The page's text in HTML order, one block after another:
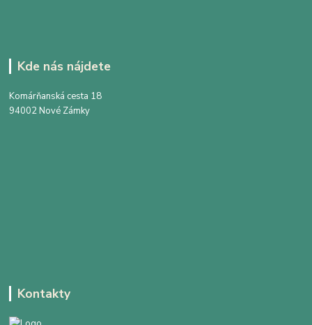
Kde nás nájdete
Komárňanská cesta 18
94002 Nové Zámky
Kontakty